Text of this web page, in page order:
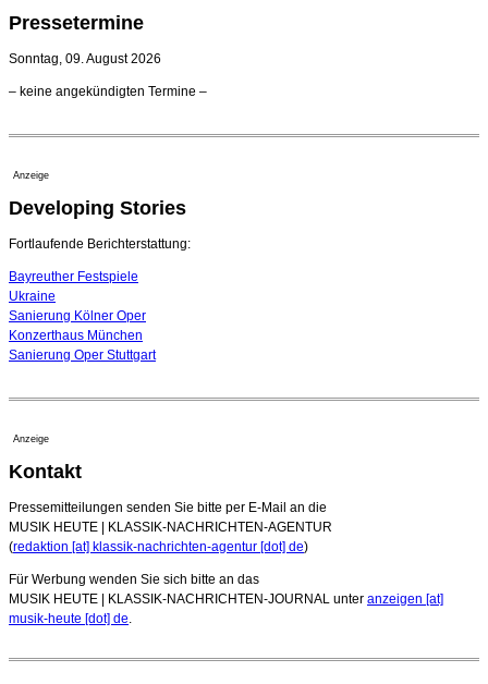
Kammerorchester Heilbronn: Chefdirigent Risto Joost
verlängert bis 2030
Ensemblemitglieder
Dirigent Nicolás Pasquet mit Würth-Preis der
Jeunesses Musicales ausgezeichnet
07. August 2026 - 13:20 Uhr
Pressetermine
Sonntag, 09. August 2026
– keine angekündigten Termine –
Anzeige
Developing Stories
Fortlaufende Berichterstattung:
Bayreuther Festspiele
Ukraine
Sanierung Kölner Oper
Konzerthaus München
Sanierung Oper Stuttgart
Anzeige
Kontakt
Pressemitteilungen senden Sie bitte per E-Mail an die
MUSIK HEUTE | KLASSIK-NACHRICHTEN-AGENTUR
(redaktion [at] klassik-nachrichten-agentur [dot] de)
Für Werbung wenden Sie sich bitte an das
MUSIK HEUTE | KLASSIK-NACHRICHTEN-JOURNAL unter anzeigen [at]
musik-heute [dot] de